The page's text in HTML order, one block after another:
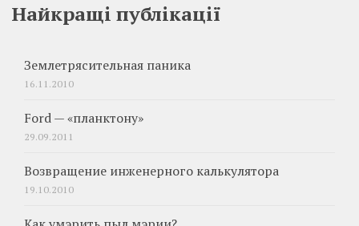
Найкращі публікації
Землетрясительная паника
16.11.2010
Ford — «планктону»
29.09.2011
Возвращение инженерного калькулятора
19.10.2010